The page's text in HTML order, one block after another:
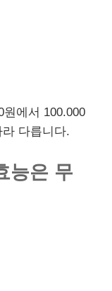
에서 100.000
다릅니다.
능은 무